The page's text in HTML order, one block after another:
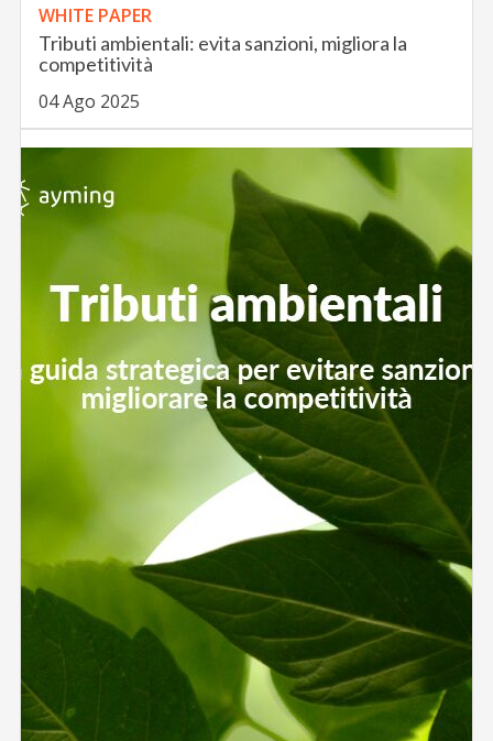
WHITE PAPER
Tributi ambientali: evita sanzioni, migliora la
competitività
04 Ago 2025